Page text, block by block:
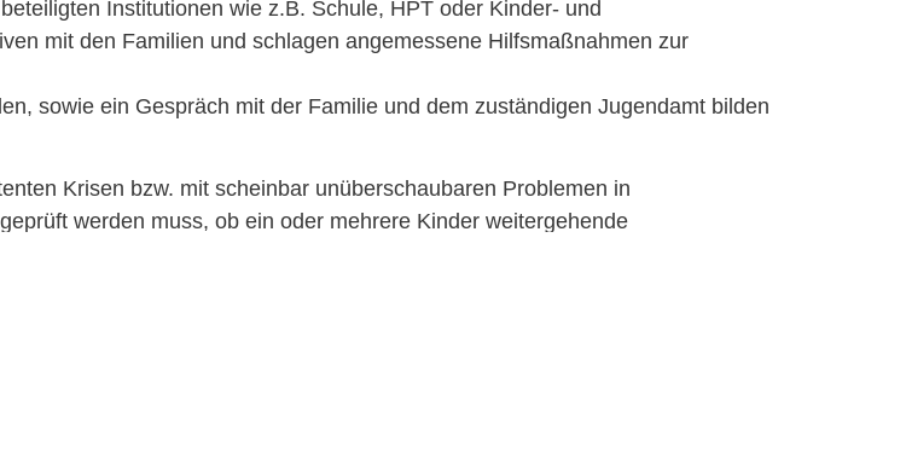
Institutionen wie z.B. Schule, HPT oder Kinder- und
mit den Familien und schlagen angemessene Hilfsmaßnahmen zur
sowie ein Gespräch mit der Familie und dem zuständigen Jugendamt bilden
Krisen bzw. mit scheinbar unüberschaubaren Problemen in
werden muss, ob ein oder mehrere Kinder weitergehende